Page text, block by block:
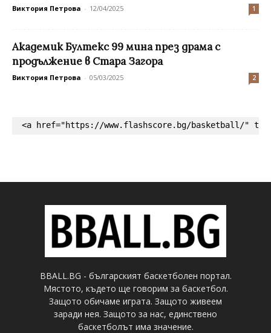
Виктория Петрова - 12/04/2025 1
Академик Бултекс 99 мина през драма с
продължение в Стара Загора
Виктория Петрова - 05/03/2025 2
<a href="https://www.flashscore.bg/basketball/"
BBALL.BG - българският баскетболен портал.
Мястото, където ще говорим за баскетбол.
Защото обичаме играта. Защото живеем
заради нея. Защото за нас, единствено
баскетболът има значение.